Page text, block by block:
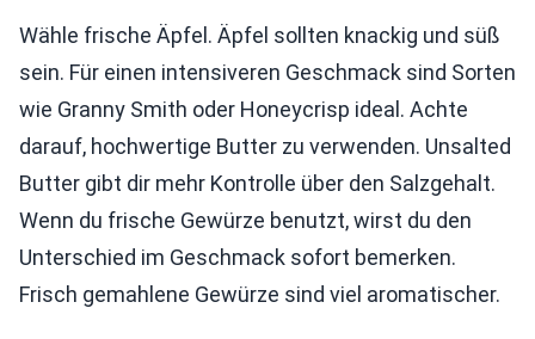
Wähle frische Äpfel. Äpfel sollten knackig und süß
sein. Für einen intensiveren Geschmack sind Sorten
wie Granny Smith oder Honeycrisp ideal. Achte
darauf, hochwertige Butter zu verwenden. Unsalted
Butter gibt dir mehr Kontrolle über den Salzgehalt.
Wenn du frische Gewürze benutzt, wirst du den
Unterschied im Geschmack sofort bemerken.
Frisch gemahlene Gewürze sind viel aromatischer.